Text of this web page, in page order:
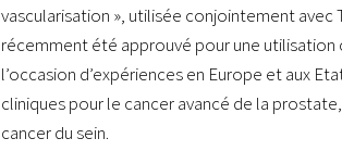
vascularisation », utilisée conjointement avec
récemment été approuvé pour une
l’occasion d’expériences en Europe et aux
cliniques pour le cancer avancé de la
cancer du sein.